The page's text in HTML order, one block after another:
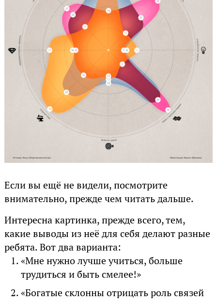
Если вы ещё не видели, посмотрите
внимательно, прежде чем читать дальше.
Интересна картинка, прежде всего, тем,
какие выводы из неё для себя делают разные
ребята. Вот два варианта:
«Мне нужно лучше учиться, больше
трудиться и быть смелее!»
«Богатые склонны отрицать роль связей